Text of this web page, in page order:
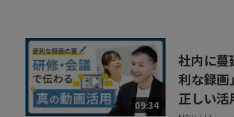
09:34
社内に蔓
利な録画
正しい活